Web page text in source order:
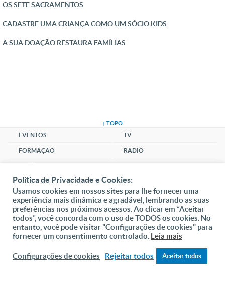
OS SETE SACRAMENTOS
CADASTRE UMA CRIANÇA COMO UM SÓCIO KIDS
A SUA DOAÇÃO RESTAURA FAMÍLIAS
↑ TOPO
EVENTOS
FORMAÇÃO
MÚSICA
CLUBE
SANTUÁRIO
COMUNIDADE
SOCIAL
TV
RÁDIO
Política de Privacidade e Cookies:
Usamos cookies em nossos sites para lhe fornecer uma
experiência mais dinâmica e agradável, lembrando as suas
preferências nos próximos acessos. Ao clicar em “Aceitar
todos”, você concorda com o uso de TODOS os cookies. No
entanto, você pode visitar "Configurações de cookies" para
fornecer um consentimento controlado. Leia mais
Configurações de cookies Rejeitar todos Aceitar todosCHAT